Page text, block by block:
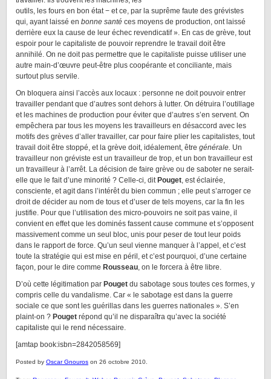
outils, les fours en bon état − et ce, par la suprême faute des grévistes
qui, ayant laissé en bonne santé ces moyens de production, ont laissé
derrière eux la cause de leur échec revendicatif ». En cas de grève, tout
espoir pour le capitaliste de pouvoir reprendre le travail doit être
annihilé. On ne doit pas permettre que le capitaliste puisse utiliser une
autre main-d’œuvre peut-être plus coopérante et conciliante, mais
surtout plus servile.
On bloquera ainsi l’accès aux locaux : personne ne doit pouvoir entrer
travailler pendant que d’autres sont dehors à lutter. On détruira l’outillage
et les machines de production pour éviter que d’autres s’en servent. On
empêchera par tous les moyens les travailleurs en désaccord avec les
motifs des grèves d’aller travailler, car pour faire plier les capitalistes, tout
travail doit être stoppé, et la grève doit, idéalement, être générale. Un
travailleur non gréviste est un travailleur de trop, et un bon travailleur est
un travailleur à l’arrêt. La décision de faire grève ou de saboter ne serait-
elle que le fait d’une minorité ? Celle-ci, dit Pouget, est éclairée,
consciente, et agit dans l’intérêt du bien commun ; elle peut s’arroger ce
droit de décider au nom de tous et d’user de tels moyens, car la fin les
justifie. Pour que l’utilisation des micro-pouvoirs ne soit pas vaine, il
convient en effet que les dominés fassent cause commune et s’opposent
massivement comme un seul bloc, unis pour peser de tout leur poids
dans le rapport de force. Qu’un seul vienne manquer à l’appel, et c’est
toute la stratégie qui est mise en péril, et c’est pourquoi, d’une certaine
façon, pour le dire comme Rousseau, on le forcera à être libre.
D’où cette légitimation par Pouget du sabotage sous toutes ces formes, y
compris celle du vandalisme. Car « le sabotage est dans la guerre
sociale ce que sont les guérillas dans les guerres nationales ». S’en
plaint-on ? Pouget répond qu’il ne disparaîtra qu’avec la société
capitaliste qui le rend nécessaire.
[amtap book:isbn=2842058569]
Posted by Oscar Gnouros on 26 octobre 2010.